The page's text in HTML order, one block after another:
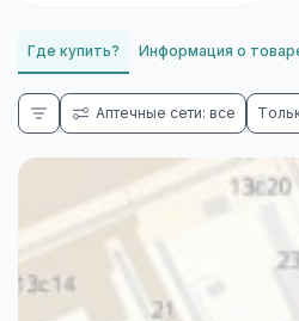
Где купить? Информация о
Аптечные сети: все